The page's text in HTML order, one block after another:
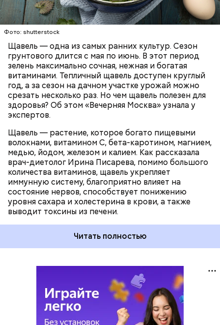
Фото: shutterstock
Щавель — одна из самых ранних культур. Сезон
грунтового длится с мая по июнь. В этот период
зелень максимально сочная, нежная и богатая
витаминами. Тепличный щавель доступен круглый
год, а за сезон на дачном участке урожай можно
срезать несколько раз. Но чем щавель полезен для
здоровья? Об этом «Вечерняя Москва» узнала у
экспертов.
Щавель — растение, которое богато пищевыми
волокнами, витамином С, бета-каротином, магнием,
медью, йодом, железом и калием. Как рассказала
врач-диетолог Ирина Писарева, помимо большого
количества витаминов, щавель укрепляет
иммунную систему, благоприятно влияет на
состояние нервов, способствует понижению
уровня сахара и холестерина в крови, а также
выводит токсины из печени.
Опасность же щавеля состоит в том, что он
содержит большое количество щавелевой кислоты,
которая может способствовать образованию
Читать полностью
ЗДОРОВЬЕ ВРАЧИ
РАСТЕНИЯ
ПРОДУКТЫ